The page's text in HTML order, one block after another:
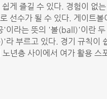
게 즐길 수 있다. 경험이 없
선수가 될 수 있다. 게이트
라는 뜻의 '볼(ball)'이란 두
부르고 있다. 경기 규칙이
년층 사이에서 여가 활용 스